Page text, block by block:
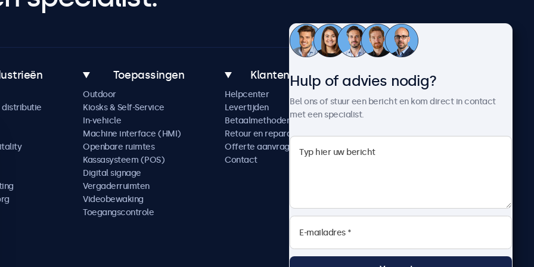
distributie
Toepassingen
Outdoor
Kiosks & Self-Service
In-vehicle
Machine interface (HMI)
Openbare ruimtes
Kassasysteem (POS)
Digital signage
Vergaderruimten
Videobewaking
Toegangscontrole
Klantenservice
Helpcenter
Levertijden
Betaalmethoden
Retour en reparatie
Offerte aanvragen
Contact
Over Beetronics
Nieuws en updates
Werken bij Beetronics
Algemene voorwaarden
Hulp of advies nodig?
Bel ons of stuur een bericht en kom direct in contact
met een specialist.